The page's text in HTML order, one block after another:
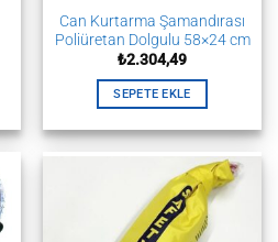
Can Kurtarma Şamandırası
Poliüretan Dolgulu 58×24 cm
₺2.304,49
SEPETE EKLE